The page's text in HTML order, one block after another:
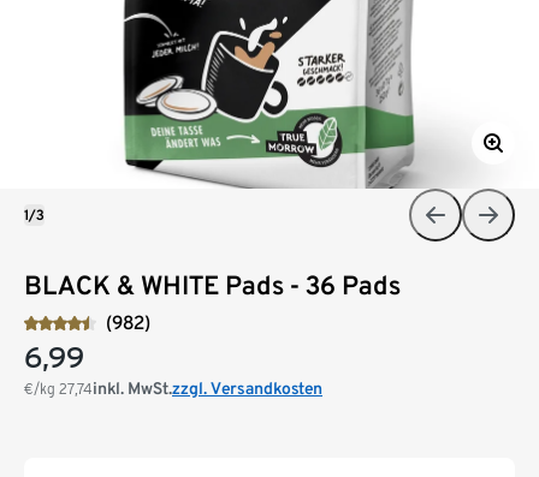
BLACK & WHITE Pads - 36 Pads
(982)
6,99
€/kg 27,74inkl. MwSt.zzgl. Versandkosten
1/3